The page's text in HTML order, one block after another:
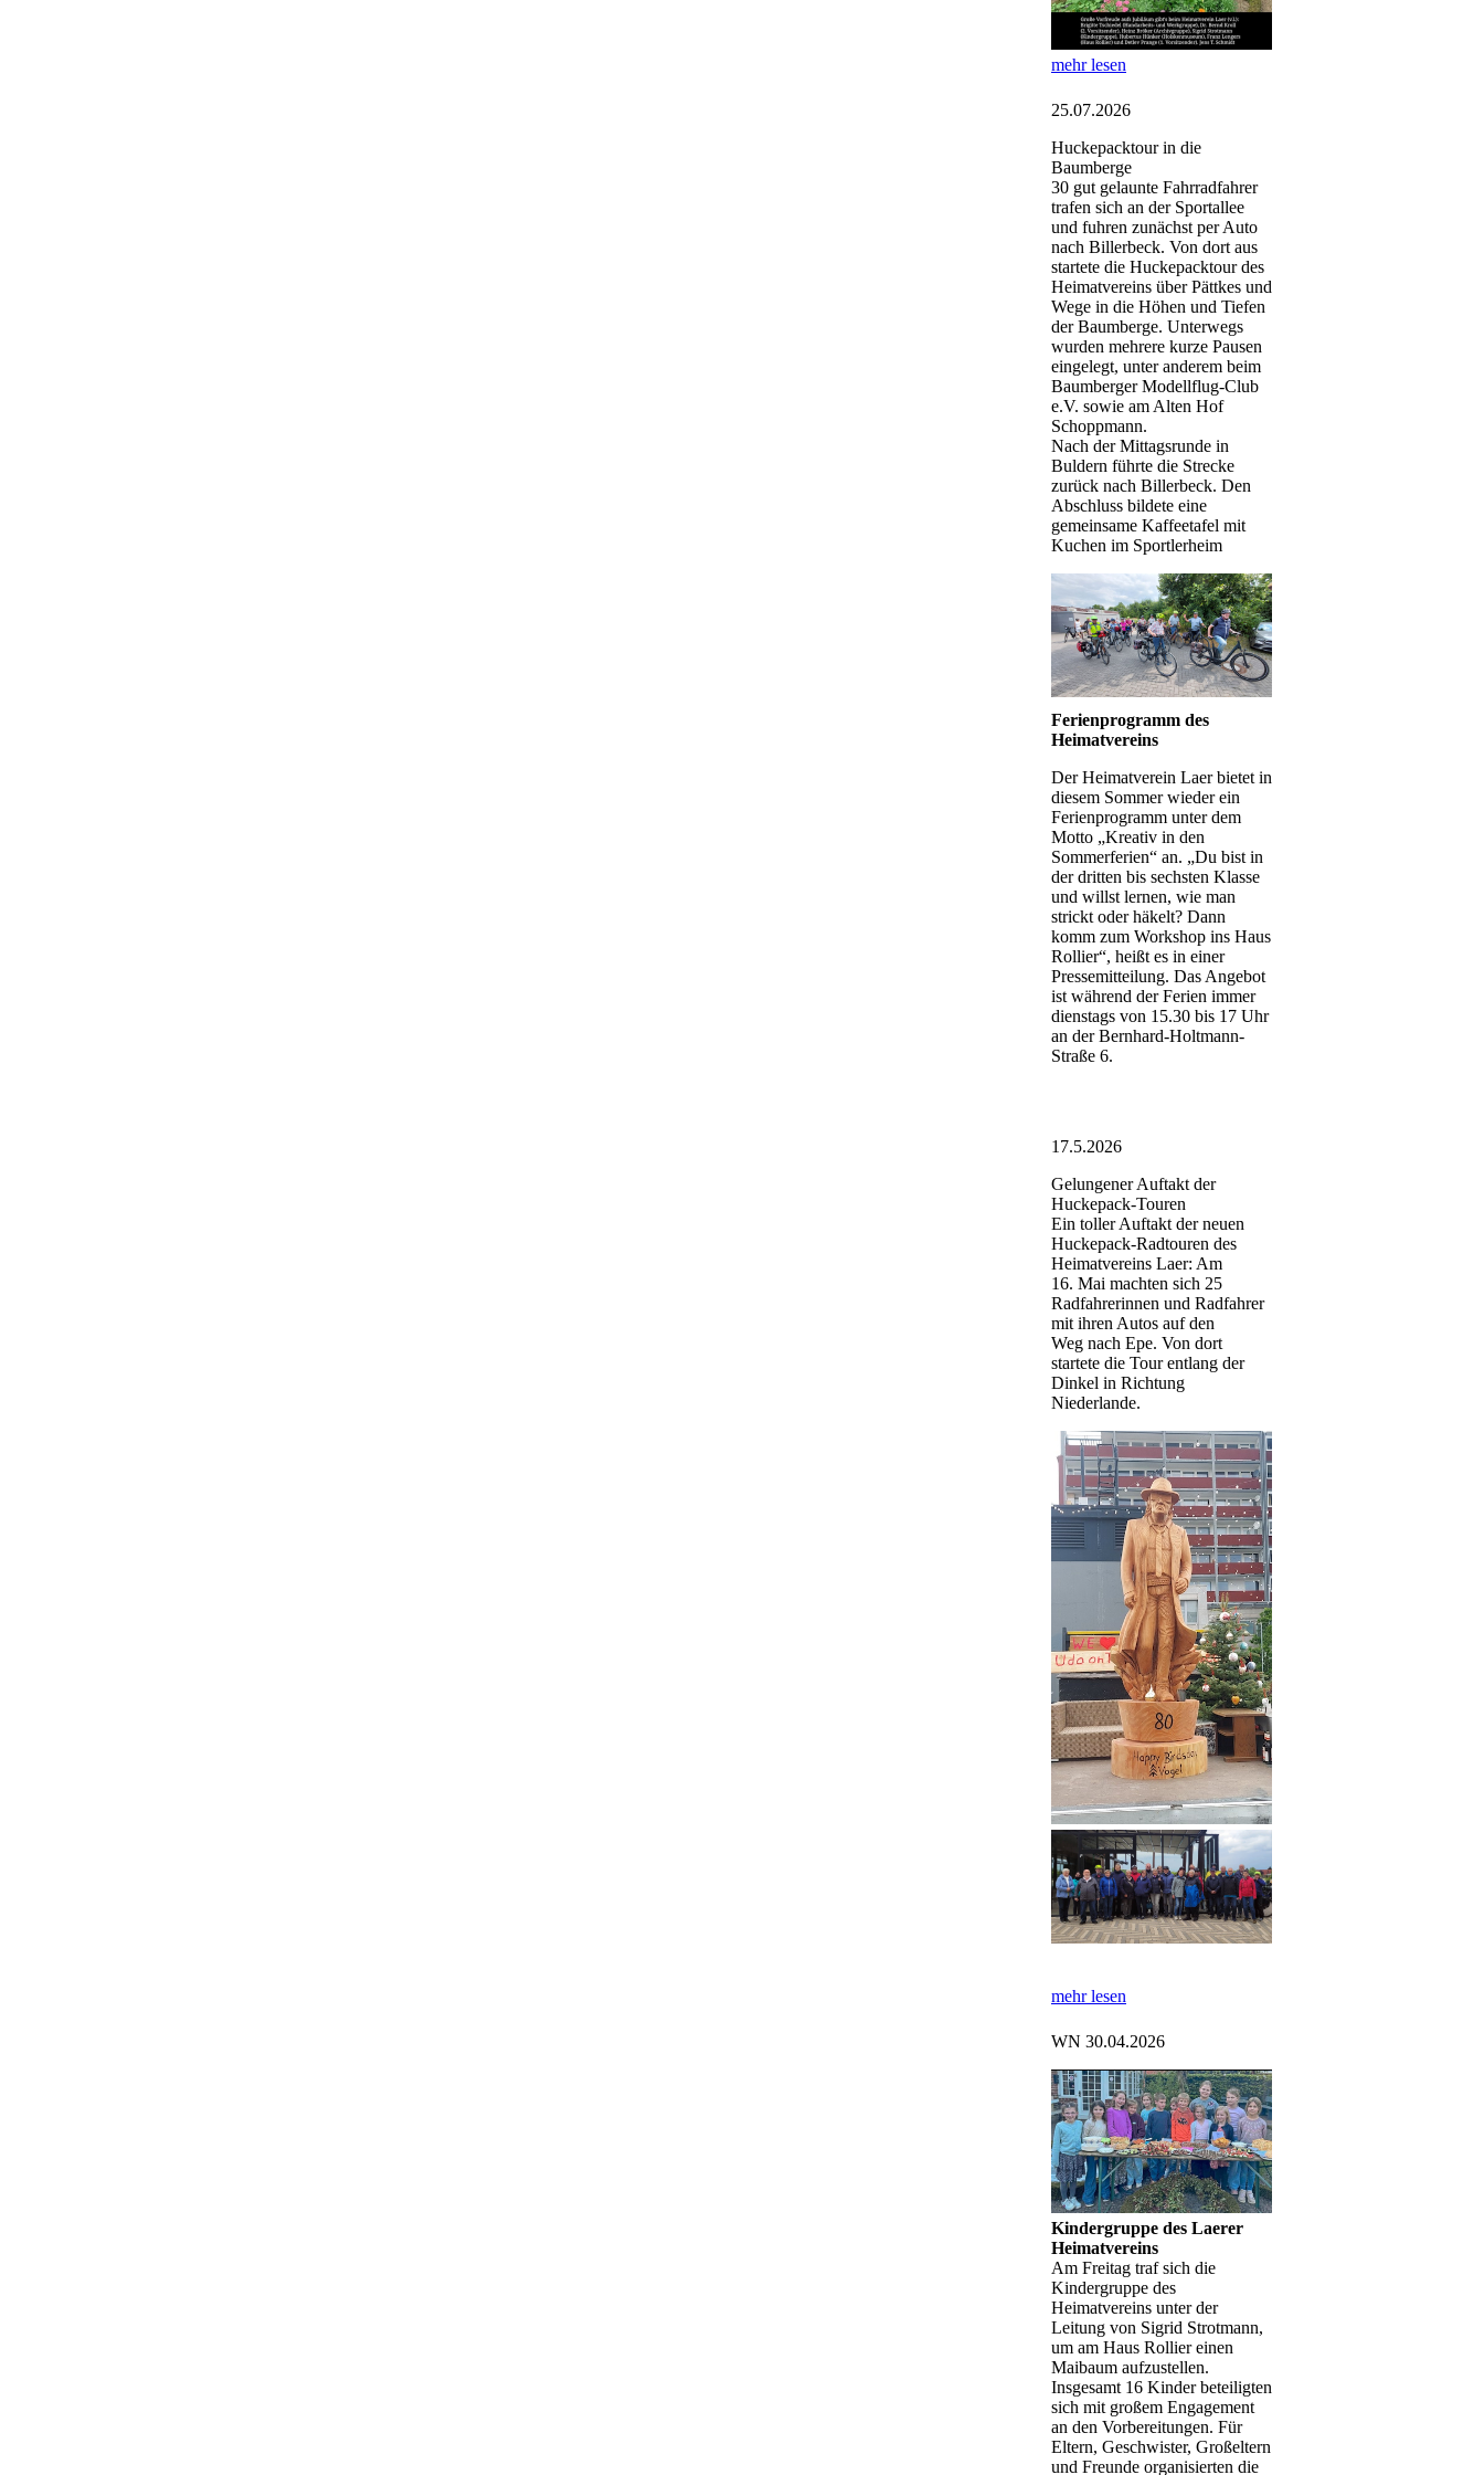
mehr lesen
25.07.2026
Huckepacktour in die
Baumberge
30 gut gelaunte Fahrradfahrer
trafen sich an der Sportallee
und fuhren zunächst per Auto
nach Billerbeck. Von dort aus
startete die Huckepacktour des
Heimatvereins über Pättkes und
Wege in die Höhen und Tiefen
der Baumberge. Unterwegs
wurden mehrere kurze Pausen
eingelegt, unter anderem beim
Baumberger Modellflug-Club
e.V. sowie am Alten Hof
Schoppmann.
Nach der Mittagsrunde in
Buldern führte die Strecke
zurück nach Billerbeck. Den
Abschluss bildete eine
gemeinsame Kaffeetafel mit
Kuchen im Sportlerheim
Ferienprogramm des
Heimatvereins
Der Heimatverein Laer bietet in
diesem Sommer wieder ein
Ferienprogramm unter dem
Motto „Kreativ in den
Sommerferien“ an. „Du bist in
der dritten bis sechsten Klasse
und willst lernen, wie man
strickt oder häkelt? Dann
komm zum Workshop ins Haus
Rollier“, heißt es in einer
Pressemitteilung. Das Angebot
ist während der Ferien immer
dienstags von 15.30 bis 17 Uhr
an der Bernhard-Holtmann-
Straße 6.
17.5.2026
Gelungener Auftakt der
Huckepack-Touren
Ein toller Auftakt der neuen
Huckepack-Radtouren des
Heimatvereins Laer: Am
16. Mai machten sich 25
Radfahrerinnen und Radfahrer
mit ihren Autos auf den
Weg nach Epe. Von dort
startete die Tour entlang der
Dinkel in Richtung
Niederlande.
mehr lesen
WN 30.04.2026
Kindergruppe des Laerer
Heimatvereins
Am Freitag traf sich die
Kindergruppe des
Heimatvereins unter der
Leitung von Sigrid Strotmann,
um am Haus Rollier einen
Maibaum aufzustellen.
Insgesamt 16 Kinder beteiligten
sich mit großem Engagement
an den Vorbereitungen. Für
Eltern, Geschwister, Großeltern
und Freunde organisierten die